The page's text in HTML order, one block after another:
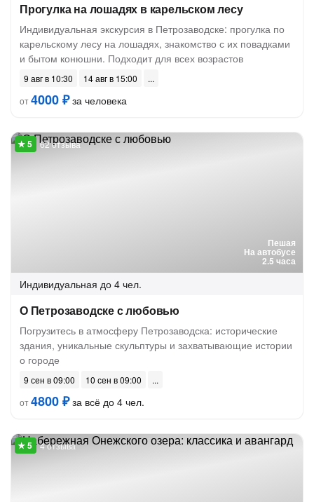
Прогулка на лошадях в карельском лесу
Индивидуальная экскурсия в Петрозаводске: прогулка по
карельскому лесу на лошадях, знакомство с их повадками
и бытом конюшни. Подходит для всех возрастов
9 авг в 10:30
14 авг в 15:00
от4000 ₽за человека
Пешая
На автобусе
2.5 часа
62 отзыва
Индивидуальная до 4 чел.
О Петрозаводске с любовью
Погрузитесь в атмосферу Петрозаводска: исторические
здания, уникальные скульптуры и захватывающие истории
о городе
9 сен в 09:00
10 сен в 09:00
от4800 ₽за всё до 4 чел.
4 отзыва